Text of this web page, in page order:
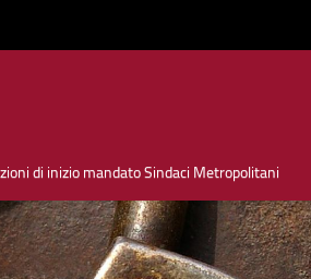
di inizio mandato Sindaci Metropolitani